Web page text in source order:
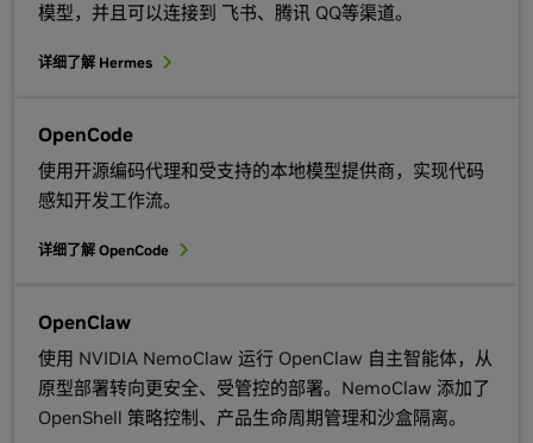
模型，并且可以连接到 飞书、腾讯 QQ等渠道。
详细了解 Hermes
OpenCode
使用开源编码代理和受支持的本地模型提供商，实现代码
感知开发工作流。
详细了解 OpenCode
OpenClaw
使用 NVIDIA NemoClaw 运行 OpenClaw 自主智能体，从
原型部署转向更安全、受管控的部署。NemoClaw 添加了
OpenShell 策略控制、产品生命周期管理和沙盒隔离。